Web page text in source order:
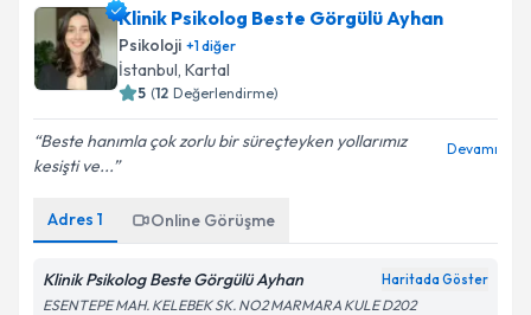
Klinik Psikolog Beste Görgülü Ayhan
Psikoloji +1diğer
İstanbul, Kartal
5 (12 Değerlendirme)
Beste hanımla çok zorlu bir süreçteyken yollarımız
kesişti ve...
Devamı
Adres 1 Online Görüşme
Klinik Psikolog Beste Görgülü Ayhan Haritada Göster
ESENTEPE MAH. KELEBEK SK. NO2 MARMARA KULE D202